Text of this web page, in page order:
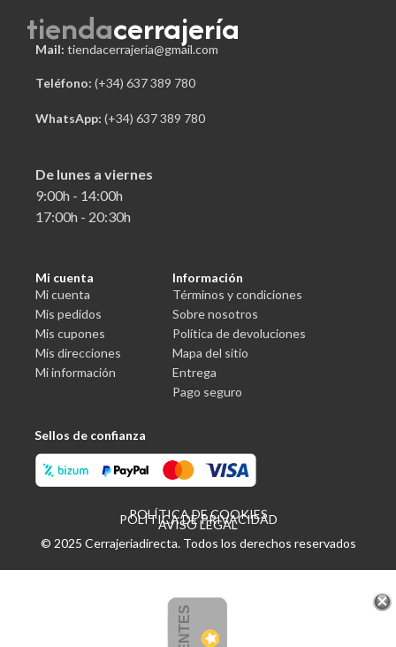
tiendacerrajería
Mail: tiendacerrajeria@gmail.com
Teléfono: (+34) 637 389 780
WhatsApp: (+34) 637 389 780
De lunes a viernes
9:00h - 14:00h
17:00h - 20:30h
Mi cuenta
Mi cuenta
Mis pedidos
Mis cupones
Mis direcciones
Mi información
Información
Términos y condiciones
Sobre nosotros
Política de devoluciones
Mapa del sitio
Entrega
Pago seguro
Sellos de confianza
POLÍTICA DE COOKIES
POLÍTICA DE PRIVACIDAD
AVISO LEGAL
© 2025 Cerrajeriadirecta. Todos los derechos reservados